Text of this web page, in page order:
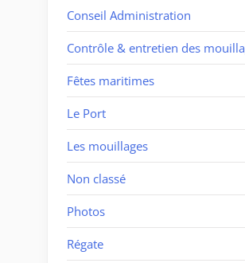
Conseil Administration
Contrôle & entretien des
Fêtes maritimes
Le Port
Les mouillages
Non classé
Photos
Régate